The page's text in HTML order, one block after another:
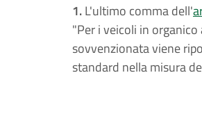
1.L'ultimo comma dell'
"Per i veicoli in
sovvenzionata viene
standard nella misura